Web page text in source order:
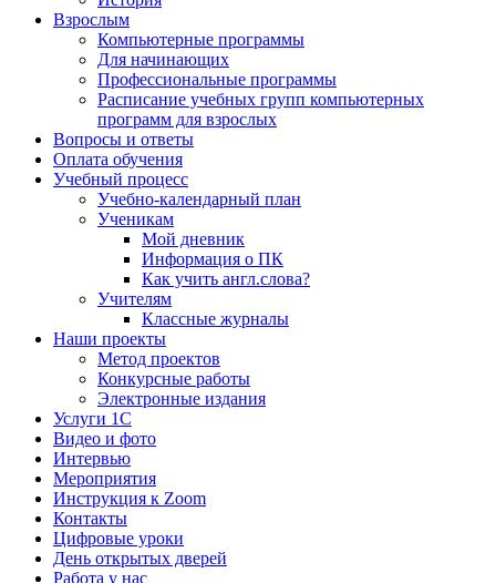
Взрослым
Компьютерные программы
Для начинающих
Профессиональные программы
Расписание учебных групп компьютерных
программ для взрослых
Вопросы и ответы
Оплата обучения
Учебный процесс
Учебно-календарный план
Ученикам
Мой дневник
Информация о ПК
Как учить англ.слова?
Учителям
Классные журналы
Наши проекты
Метод проектов
Конкурсные работы
Электронные издания
Услуги 1C
Видео и фото
Интервью
Мероприятия
Инструкция к Zoom
Контакты
Цифровые уроки
День открытых дверей
Работа у нас